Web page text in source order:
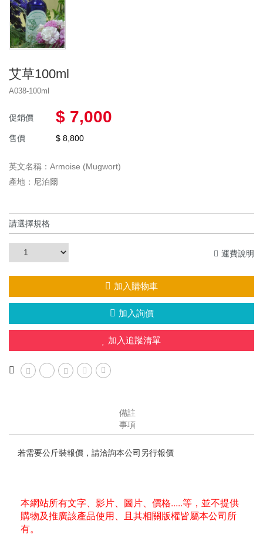
艾草100ml
A038-100ml
促銷價 $ 7,000
售價 $ 8,800
英文名稱：Armoise (Mugwort)
產地：尼泊爾
運費說明
加入購物車
加入詢價
加入追蹤清單
備註
事項
若需要公斤裝報價，請洽詢本公司另行報價
本網站所有文字、影片、圖片、價格.....等，並不提供
購物及推廣該產品使用、且其相關版權皆屬本公司所
有。